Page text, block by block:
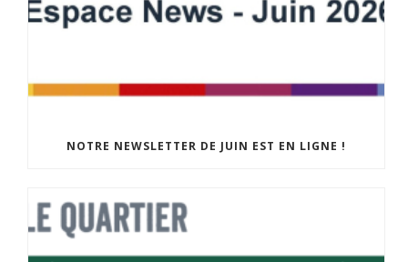
NOTRE NEWSLETTER DE JUIN EST EN LIGNE !